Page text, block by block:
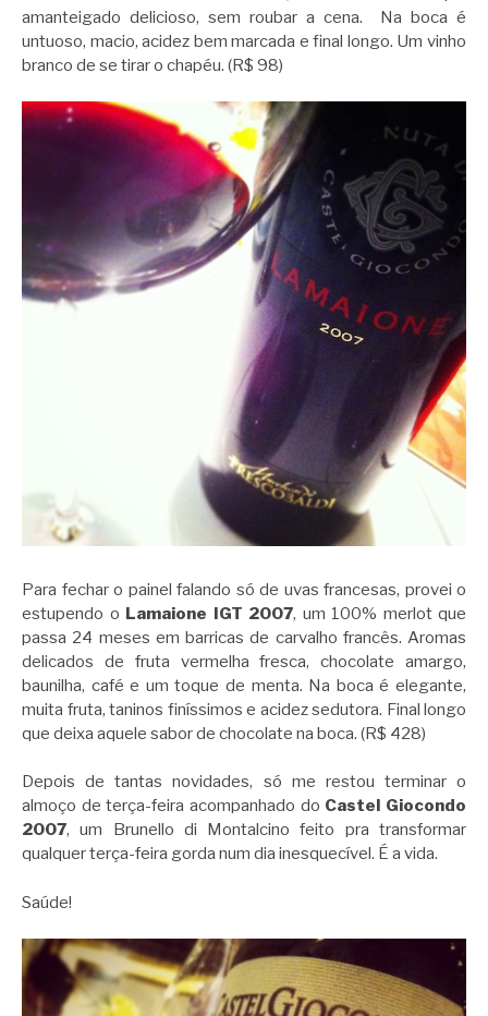
amanteigado delicioso, sem roubar a cena. Na boca é
untuoso, macio, acidez bem marcada e final longo. Um vinho
branco de se tirar o chapéu. (R$ 98)
Para fechar o painel falando só de uvas francesas, provei o
estupendo o Lamaione IGT 2007, um 100% merlot que
passa 24 meses em barricas de carvalho francês. Aromas
delicados de fruta vermelha fresca, chocolate amargo,
baunilha, café e um toque de menta. Na boca é elegante,
muita fruta, taninos finíssimos e acidez sedutora. Final longo
que deixa aquele sabor de chocolate na boca. (R$ 428)
Depois de tantas novidades, só me restou terminar o
almoço de terça-feira acompanhado do Castel Giocondo
2007, um Brunello di Montalcino feito pra transformar
qualquer terça-feira gorda num dia inesquecível. É a vida.
Saúde!